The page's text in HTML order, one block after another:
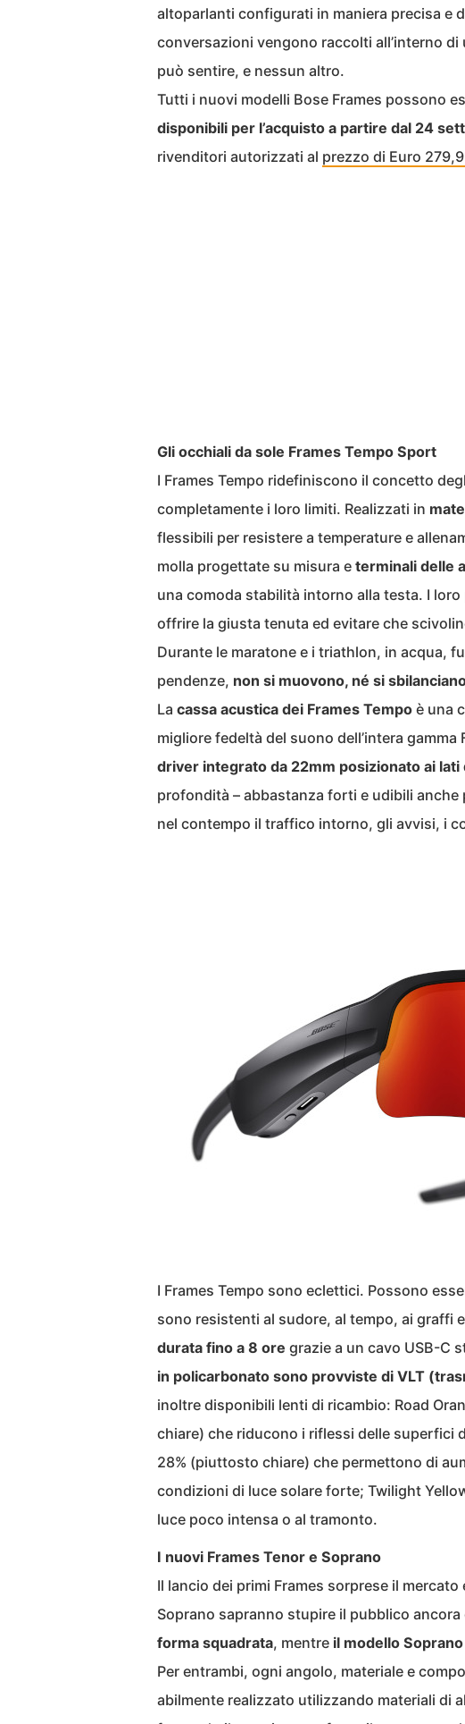
altoparlanti configurati in maniera precisa e
conversazioni vengono raccolti all’interno di
può sentire, e nessun altro.
Tutti i nuovi modelli Bose Frames possono
disponibili per l’acquisto a partire dal 24
rivenditori autorizzati al prezzo di Euro
Gli occhiali da sole Frames Tempo Sport
I Frames Tempo ridefiniscono il concetto
completamente i loro limiti. Realizzati in
flessibili per resistere a temperature e
molla progettate su misura e terminali delle
una comoda stabilità intorno alla testa. I
offrire la giusta tenuta ed evitare che
Durante le maratone e i triathlon, in acqua,
pendenze, non si muovono, né si
La cassa acustica dei Frames Tempo è una
migliore fedeltà del suono dell’intera
driver integrato da 22mm posizionato ai lati
profondità – abbastanza forti e udibili
nel contempo il traffico intorno, gli avvisi, i
I Frames Tempo sono eclettici. Possono
sono resistenti al sudore, al tempo, ai graffi
durata fino a 8 ore grazie a un cavo USB-C
in policarbonato sono provviste di VLT
inoltre disponibili lenti di ricambio: Road
chiare) che riducono i riflessi delle superfici
28% (piuttosto chiare) che permettono di
condizioni di luce solare forte; Twilight
luce poco intensa o al tramonto.
I nuovi Frames Tenor e Soprano
Il lancio dei primi Frames sorprese il
Soprano sapranno stupire il pubblico ancora
forma squadrata, mentre il modello
Per entrambi, ogni angolo, materiale e
abilmente realizzato utilizzando materiali di